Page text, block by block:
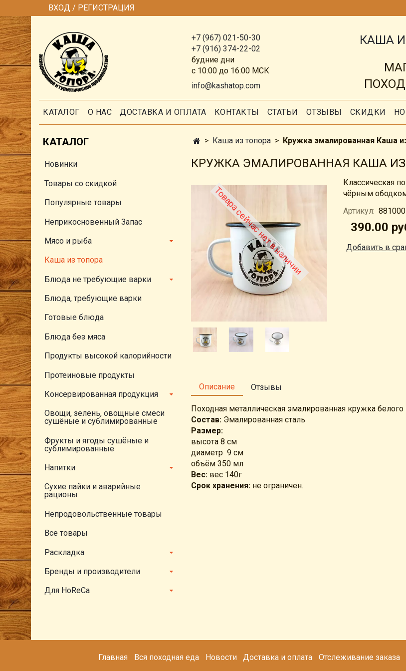
ВХОД / РЕГИСТРАЦИЯ
+7 (967) 021-50-30
+7 (916) 374-22-02
будние дни
с 10:00 до 16:00 МСК
info@kashatop.com
КАША
КАТАЛОГ О НАС ДОСТАВКА И ОПЛАТА КОНТАКТЫ СТАТЬИ ОТЗЫВЫ СКИДКИ
Каша из топора Кружка эмалированная Каша
КРУЖКА ЭМАЛИРОВАННАЯ КАША ИЗ
Товара сейчас нет в наличии
Классическая
чёрным
Артикул:
390.00
Добавить в
Описание
Походная металлическая эмалированная кружка
Состав: Эмалированная сталь
Размер:
высота 8 см
диаметр 9 см
объём 350 мл
Вес: вес 140г
Срок хранения: не ограничен.
Отзывы
КАТАЛОГ
Новинки
Товары со скидкой
Популярные товары
Неприкосновенный Запас
Мясо и рыба
Каша из топора
Блюда не требующие варки
Блюда, требующие варки
Готовые блюда
Блюда без мяса
Продукты высокой калорийности
Протеиновые продукты
Консервированная продукция
Овощи, зелень, овощные смеси
сушёные и сублимированные
Фрукты и ягоды сушёные и
сублимированные
Напитки
Сухие пайки и аварийные
рационы
Непродовольственные товары
Все товары
Раскладка
Бренды и производители
Для HoReCa
Главная Вся походная еда Новости Доставка и оплата Отслеживание заказа